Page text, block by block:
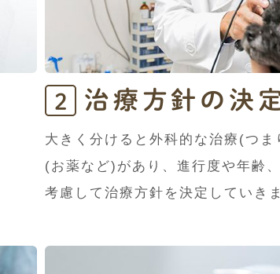
2 治療方針の決
大きく分けると外科的な治療(つ
(お薬など)があり、進行度や年齢
考慮して治療方針を決定していき